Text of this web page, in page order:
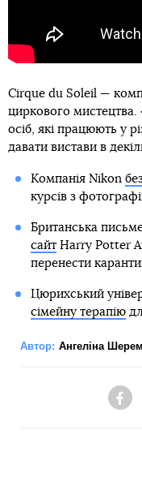
Cirque du Soleil —
циркового
осіб, які працюють у
давати вистави в
Компанія Nikon
курсів з
Британська
сайтHarry Potter
перенести
Цюрихський
сімейну терапію
Автор: Ангеліна